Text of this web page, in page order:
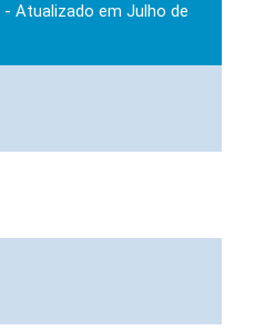
- Atualizado em Julho de